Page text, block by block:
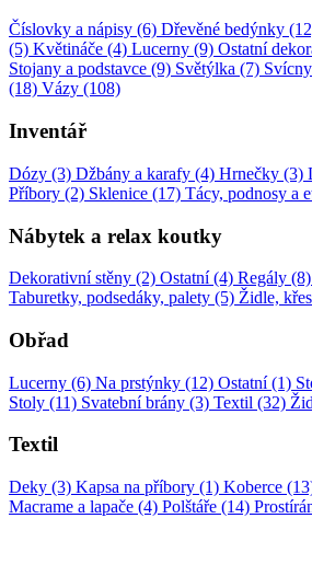
Číslovky a nápisy (6) Dřevěné bedýnky
(5) Květináče (4) Lucerny (9) Ostatní
Stojany a podstavce (9) Světýlka (7)
(18) Vázy (108)
Inventář
Dózy (3) Džbány a karafy (4) Hrnečky (3)
Příbory (2) Sklenice (17) Tácy, podnosy a
Nábytek a relax koutky
Dekorativní stěny (2) Ostatní (4) Regály (8)
Taburetky, podsedáky, palety (5) Židle,
Obřad
Lucerny (6) Na prstýnky (12) Ostatní (1)
Stoly (11) Svatební brány (3) Textil (32)
Textil
Deky (3) Kapsa na příbory (1) Koberce
Macrame a lapače (4) Polštáře (14)